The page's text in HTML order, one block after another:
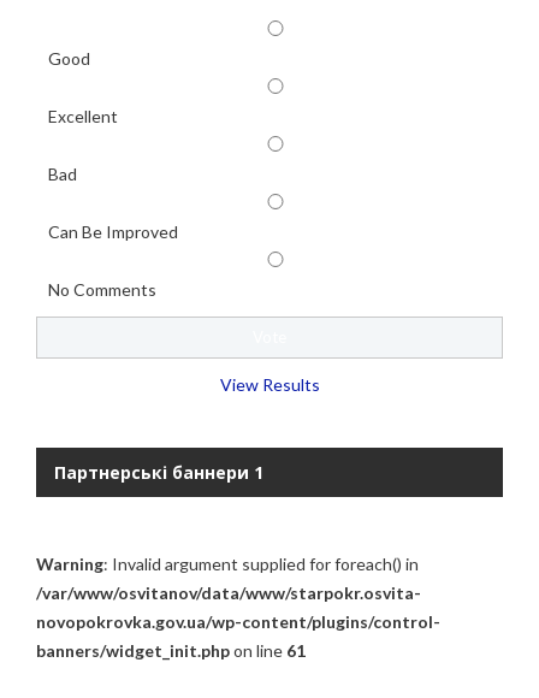
Good
Excellent
Bad
Can Be Improved
No Comments
View Results
Партнерські баннери 1
Warning: Invalid argument supplied for foreach() in
/var/www/osvitanov/data/www/starpokr.osvita-
novopokrovka.gov.ua/wp-content/plugins/control-
banners/widget_init.phpon line 61